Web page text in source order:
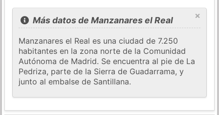
×
Más datos de Manzanares el Real
Manzanares el Real es una ciudad de 7.250
habitantes en la zona norte de la Comunidad
Autónoma de Madrid. Se encuentra al pie de La
Pedriza, parte de la Sierra de Guadarrama, y ​​
junto al embalse de Santillana.